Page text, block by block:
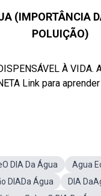
(IMPORTÂNCIA
POLUIÇÃO)
À VIDA.
Link para
DIA Da Água
Agua
DIADa Água
DIA